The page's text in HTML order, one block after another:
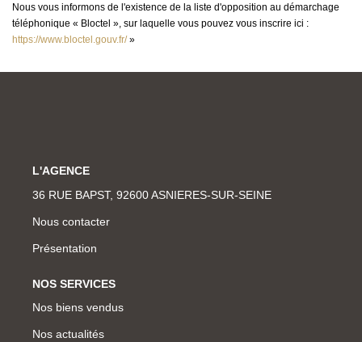
Nous vous informons de l'existence de la liste d'opposition au démarchage
téléphonique « Bloctel », sur laquelle vous pouvez vous inscrire ici :
https://www.bloctel.gouv.fr/»
L'AGENCE
36 RUE BAPST, 92600 ASNIERES-SUR-SEINE
Nous contacter
Présentation
NOS SERVICES
Nos biens vendus
Nos actualités